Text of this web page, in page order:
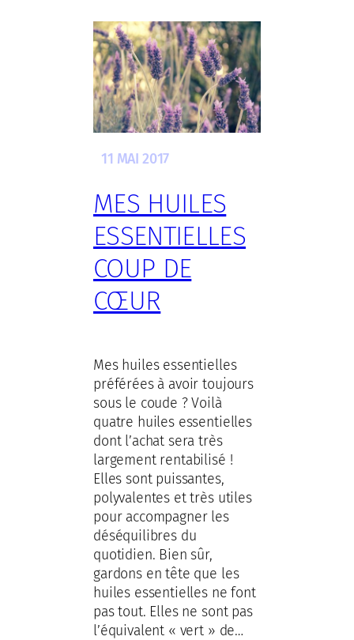
11 MAI 2017
MES HUILES
ESSENTIELLES
COUP DE
CŒUR
Mes huiles essentielles
préférées à avoir toujours
sous le coude ? Voilà
quatre huiles essentielles
dont l’achat sera très
largement rentabilisé !
Elles sont puissantes,
polyvalentes et très utiles
pour accompagner les
déséquilibres du
quotidien. Bien sûr,
gardons en tête que les
huiles essentielles ne font
pas tout. Elles ne sont pas
l’équivalent « vert » de…